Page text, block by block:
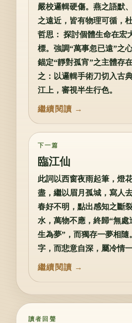
嚴校邏輯硬傷。燕之語默
之遠近，皆有物理可循，
哲思： 探討個體生命在宏
標。強調“萬事忽已遠”之
錨定“靜對孤宵”之主體存
之：以邏輯手術刀切入古
江上，審視半生行色。
下一篇
臨江仙
此詞以西窗夜雨起筆，燈
盡，繼以眉月孤城，寫人
春好不明，點出感知之斷
水，萬物不應，終歸“無處
生為夢”，而獨存一夢相隨
字，而悲意自深，屬冷情
讀者回聲